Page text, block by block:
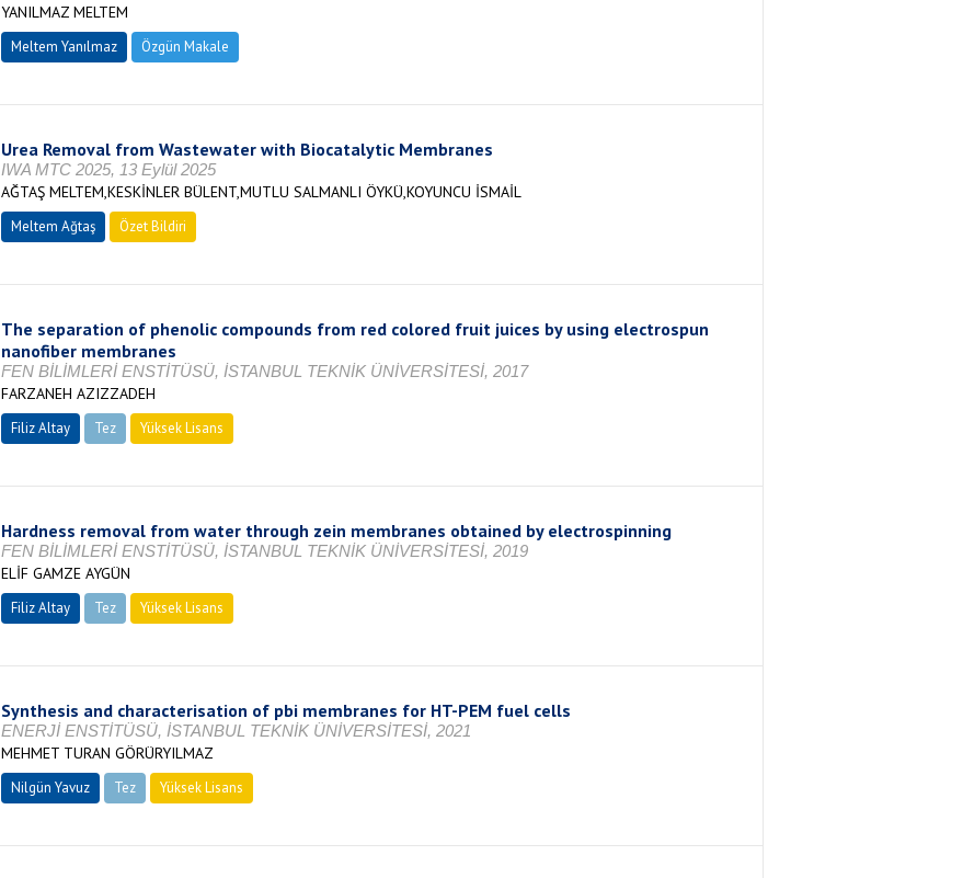
YANILMAZ MELTEM
Meltem Yanılmaz Özgün Makale
Urea Removal from Wastewater with Biocatalytic Membranes
IWA MTC 2025, 13 Eylül 2025
AĞTAŞ MELTEM,KESKİNLER BÜLENT,MUTLU SALMANLI ÖYKÜ,KOYUNCU İSMAİL
Meltem Ağtaş Özet Bildiri
The separation of phenolic compounds from red colored fruit juices by using electrospun
nanofiber membranes
FEN BİLİMLERİ ENSTİTÜSÜ, İSTANBUL TEKNİK ÜNİVERSİTESİ, 2017
FARZANEH AZIZZADEH
Filiz Altay Tez Yüksek Lisans
Hardness removal from water through zein membranes obtained by electrospinning
FEN BİLİMLERİ ENSTİTÜSÜ, İSTANBUL TEKNİK ÜNİVERSİTESİ, 2019
ELİF GAMZE AYGÜN
Filiz Altay Tez Yüksek Lisans
Synthesis and characterisation of pbi membranes for HT-PEM fuel cells
ENERJİ ENSTİTÜSÜ, İSTANBUL TEKNİK ÜNİVERSİTESİ, 2021
MEHMET TURAN GÖRÜRYILMAZ
Nilgün Yavuz Tez Yüksek Lisans